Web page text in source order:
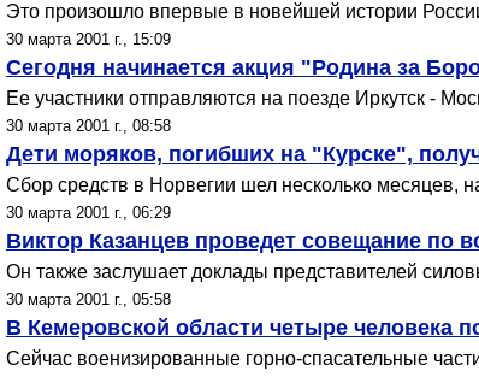
Это произошло впервые в новейшей истории
30 марта 2001 г., 15:09
Сегодня начинается акция "Родина за
Ее участники отправляются на поезде Иркутск -
30 марта 2001 г., 08:58
Дети моряков, погибших на "Курске",
Сбор средств в Норвегии шел несколько месяцев,
30 марта 2001 г., 06:29
Виктор Казанцев проведет совещание по
Он также заслушает доклады представителей
30 марта 2001 г., 05:58
В Кемеровской области четыре человека
Сейчас военизированные горно-спасательные